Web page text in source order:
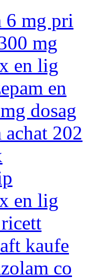
6 mg pri
mg
en lig
en
dosag
achat 202
en lig
kaufe
co